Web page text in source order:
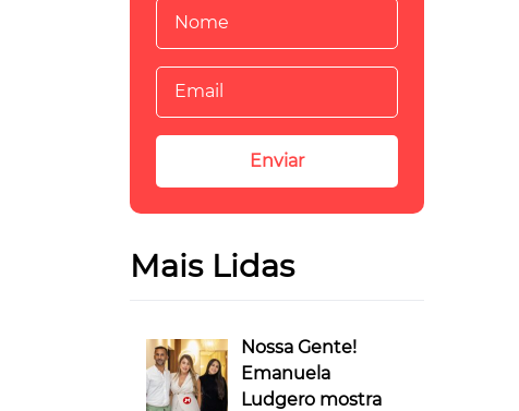
Mais Lidas
Nossa Gente!
Emanuela
Ludgero mostra